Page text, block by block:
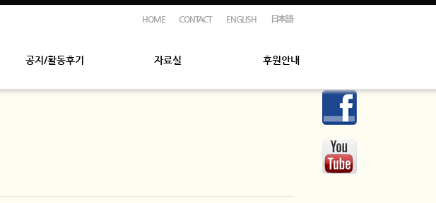
HOME CONTACT ENGLISH 日本語
공지/활동후기 자료실 후원안내